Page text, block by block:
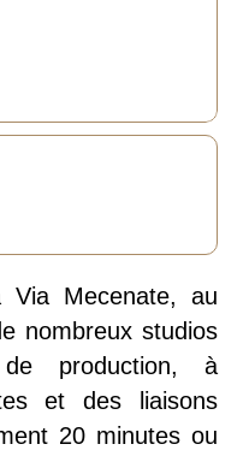
Via Mecenate, au
nombreux studios
de production, à
et des liaisons
20 minutes ou